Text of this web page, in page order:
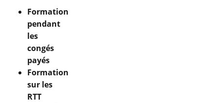
Formation
pendant
les
congés
payés
Formation
sur les
RTT